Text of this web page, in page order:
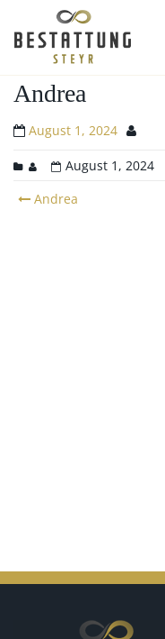
Andrea
August 1, 2024
August 1, 2024
Post
Andrea